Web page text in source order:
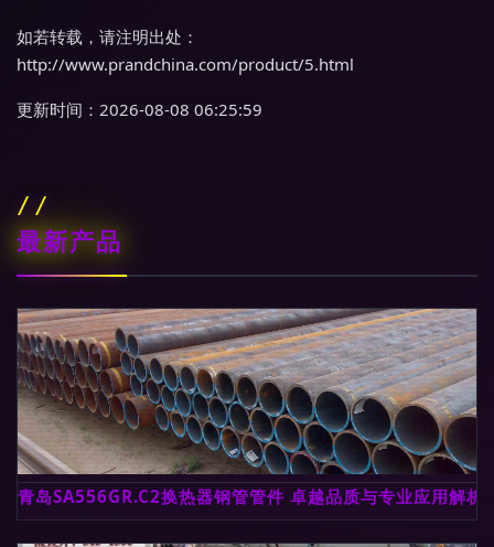
如若转载，请注明出处：
http://www.prandchina.com/product/5.html
更新时间：2026-08-08 06:25:59
最新产品
青岛SA556GR.C2换热器钢管管件 卓越品质与专业应用解析